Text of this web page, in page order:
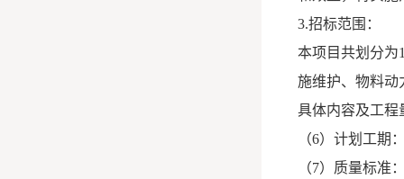
3.招标范围：
本项目共划分为
施维护、物料动
具体内容及工程
（6）计划工期
（7）质量标准